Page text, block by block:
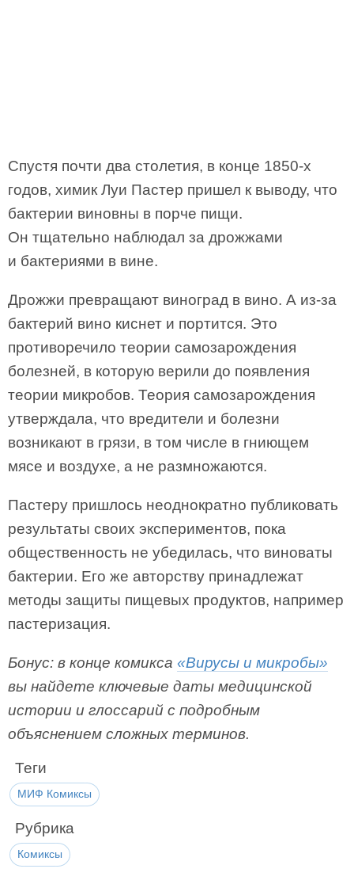
Спустя почти два столетия, в конце 1850-х
годов, химик Луи Пастер пришел к выводу, что
бактерии виновны в порче пищи.
Он тщательно наблюдал за дрожжами
и бактериями в вине.
Дрожжи превращают виноград в вино. А из-за
бактерий вино киснет и портится. Это
противоречило теории самозарождения
болезней, в которую верили до появления
теории микробов. Теория самозарождения
утверждала, что вредители и болезни
возникают в грязи, в том числе в гниющем
мясе и воздухе, а не размножаются.
Пастеру пришлось неоднократно публиковать
результаты своих экспериментов, пока
общественность не убедилась, что виноваты
бактерии. Его же авторству принадлежат
методы защиты пищевых продуктов, например
пастеризация.
Бонус: в конце комикса «Вирусы и микробы»
вы найдете ключевые даты медицинской
истории и глоссарий с подробным
объяснением сложных терминов.
Теги
МИФ Комиксы
Рубрика
Комиксы